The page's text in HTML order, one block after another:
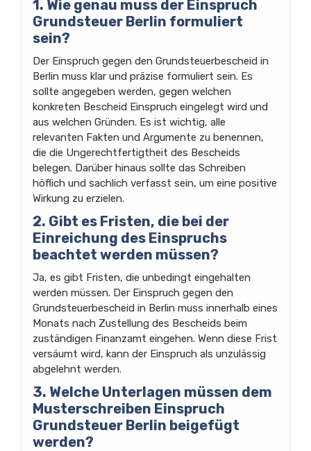
1. Wie genau muss der Einspruch
Grundsteuer Berlin formuliert
sein?
Der Einspruch gegen den Grundsteuerbescheid in
Berlin muss klar und präzise formuliert sein. Es
sollte angegeben werden, gegen welchen
konkreten Bescheid Einspruch eingelegt wird und
aus welchen Gründen. Es ist wichtig, alle
relevanten Fakten und Argumente zu benennen,
die die Ungerechtfertigtheit des Bescheids
belegen. Darüber hinaus sollte das Schreiben
höflich und sachlich verfasst sein, um eine positive
Wirkung zu erzielen.
2. Gibt es Fristen, die bei der
Einreichung des Einspruchs
beachtet werden müssen?
Ja, es gibt Fristen, die unbedingt eingehalten
werden müssen. Der Einspruch gegen den
Grundsteuerbescheid in Berlin muss innerhalb eines
Monats nach Zustellung des Bescheids beim
zuständigen Finanzamt eingehen. Wenn diese Frist
versäumt wird, kann der Einspruch als unzulässig
abgelehnt werden.
3. Welche Unterlagen müssen dem
Musterschreiben Einspruch
Grundsteuer Berlin beigefügt
werden?